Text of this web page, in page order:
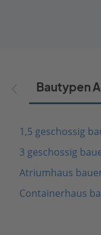
Bautypen
1,5 geschossig
3 geschossig
Atriumhaus
Containerhaus